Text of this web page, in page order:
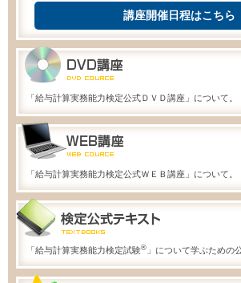
講座開催日程はこちら
「給与計算実務能力検定公式ＤＶＤ講座」について。
「給与計算実務能力検定公式ＷＥＢ講座」について。
「給与計算実務能力検定試験® 」について学ぶための